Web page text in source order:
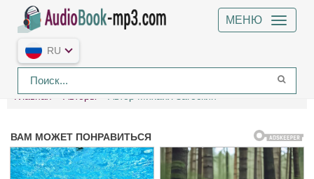
МЕНЮ
RU
Главная Авторы Автор Михаил Загоскин